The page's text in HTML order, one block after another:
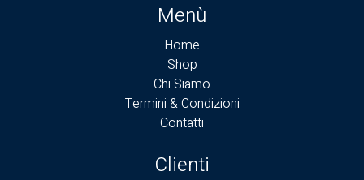
Menù
Home
Shop
Chi Siamo
Termini & Condizioni
Contatti
Clienti